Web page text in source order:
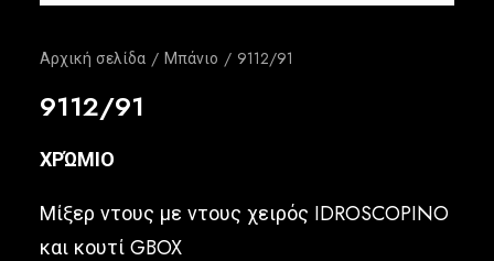
Αρχική σελίδα Μπάνιο 9112/91
9112/91
ΧΡΏΜΙΟ
Μίξερ ντους με ντους χειρός IDROSCOPINO
και κουτί GBOX